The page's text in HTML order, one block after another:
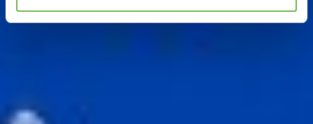
erhobenen Daten in den USA durch Google und
werden vom Europäischen Gerichtshof als ein Land mit